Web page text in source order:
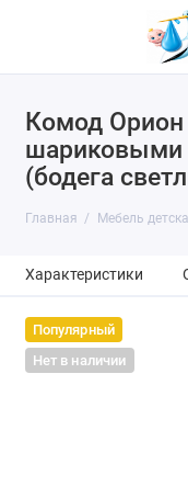
Комод
(бодега
Главная Мебель
Характеристики
Популярный
Нет в наличии